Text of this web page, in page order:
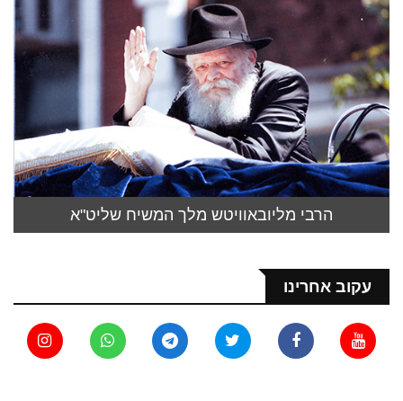
הרבי מליובאוויטש מלך המשיח שליט"א
עקוב אחרינו